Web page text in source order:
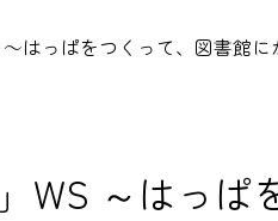
はっぱをつくって、図書館に
WS ～はっぱ